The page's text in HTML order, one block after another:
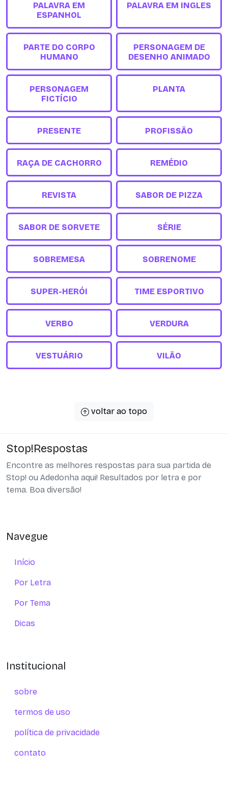
PALAVRA EM
ESPANHOL
PALAVRA EM INGLES
PARTE DO CORPO
HUMANO
PERSONAGEM DE
DESENHO ANIMADO
PERSONAGEM
FICTÍCIO
PLANTA
PRESENTE PROFISSÃO
RAÇA DE CACHORRO REMÉDIO
REVISTA SABOR DE PIZZA
SABOR DE SORVETE SÉRIE
SOBREMESA SOBRENOME
SUPER-HERÓI TIME ESPORTIVO
VERBO VERDURA
VESTUÁRIO VILÃO
voltar ao topo
Stop!Respostas
Encontre as melhores respostas para sua partida de
Stop! ou Adedonha aqui! Resultados por letra e por
tema. Boa diversão!
Navegue
Início
Por Letra
Por Tema
Dicas
Institucional
sobre
termos de uso
política de privacidade
contato